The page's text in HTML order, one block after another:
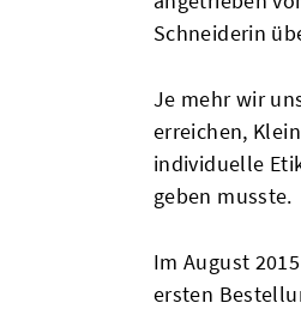
Schneiderin
Je mehr wir
erreichen,
individuelle
geben musste.
Im August
ersten